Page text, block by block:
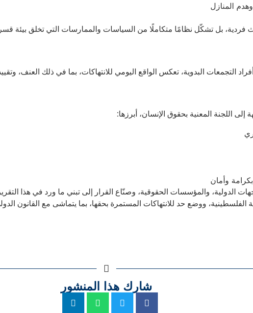
المنازل
فردية، بل تشكّل نظامًا متكاملًا من السياسات والممارسات التي تخلق بيئة
التجمعات البدوية، تعكس الواقع اليومي للانتهاكات، بما في ذلك العنف،
اللجنة المعنية بحقوق الإنسان، أبرزها:
وأمان
الدولية، والمؤسسات الحقوقية، وصنّاع القرار إلى تبني ما ورد في هذا
الفلسطينية، ووضع حد للانتهاكات المستمرة بحقها، بما يتماشى مع القانون
شارك هذا المنشور